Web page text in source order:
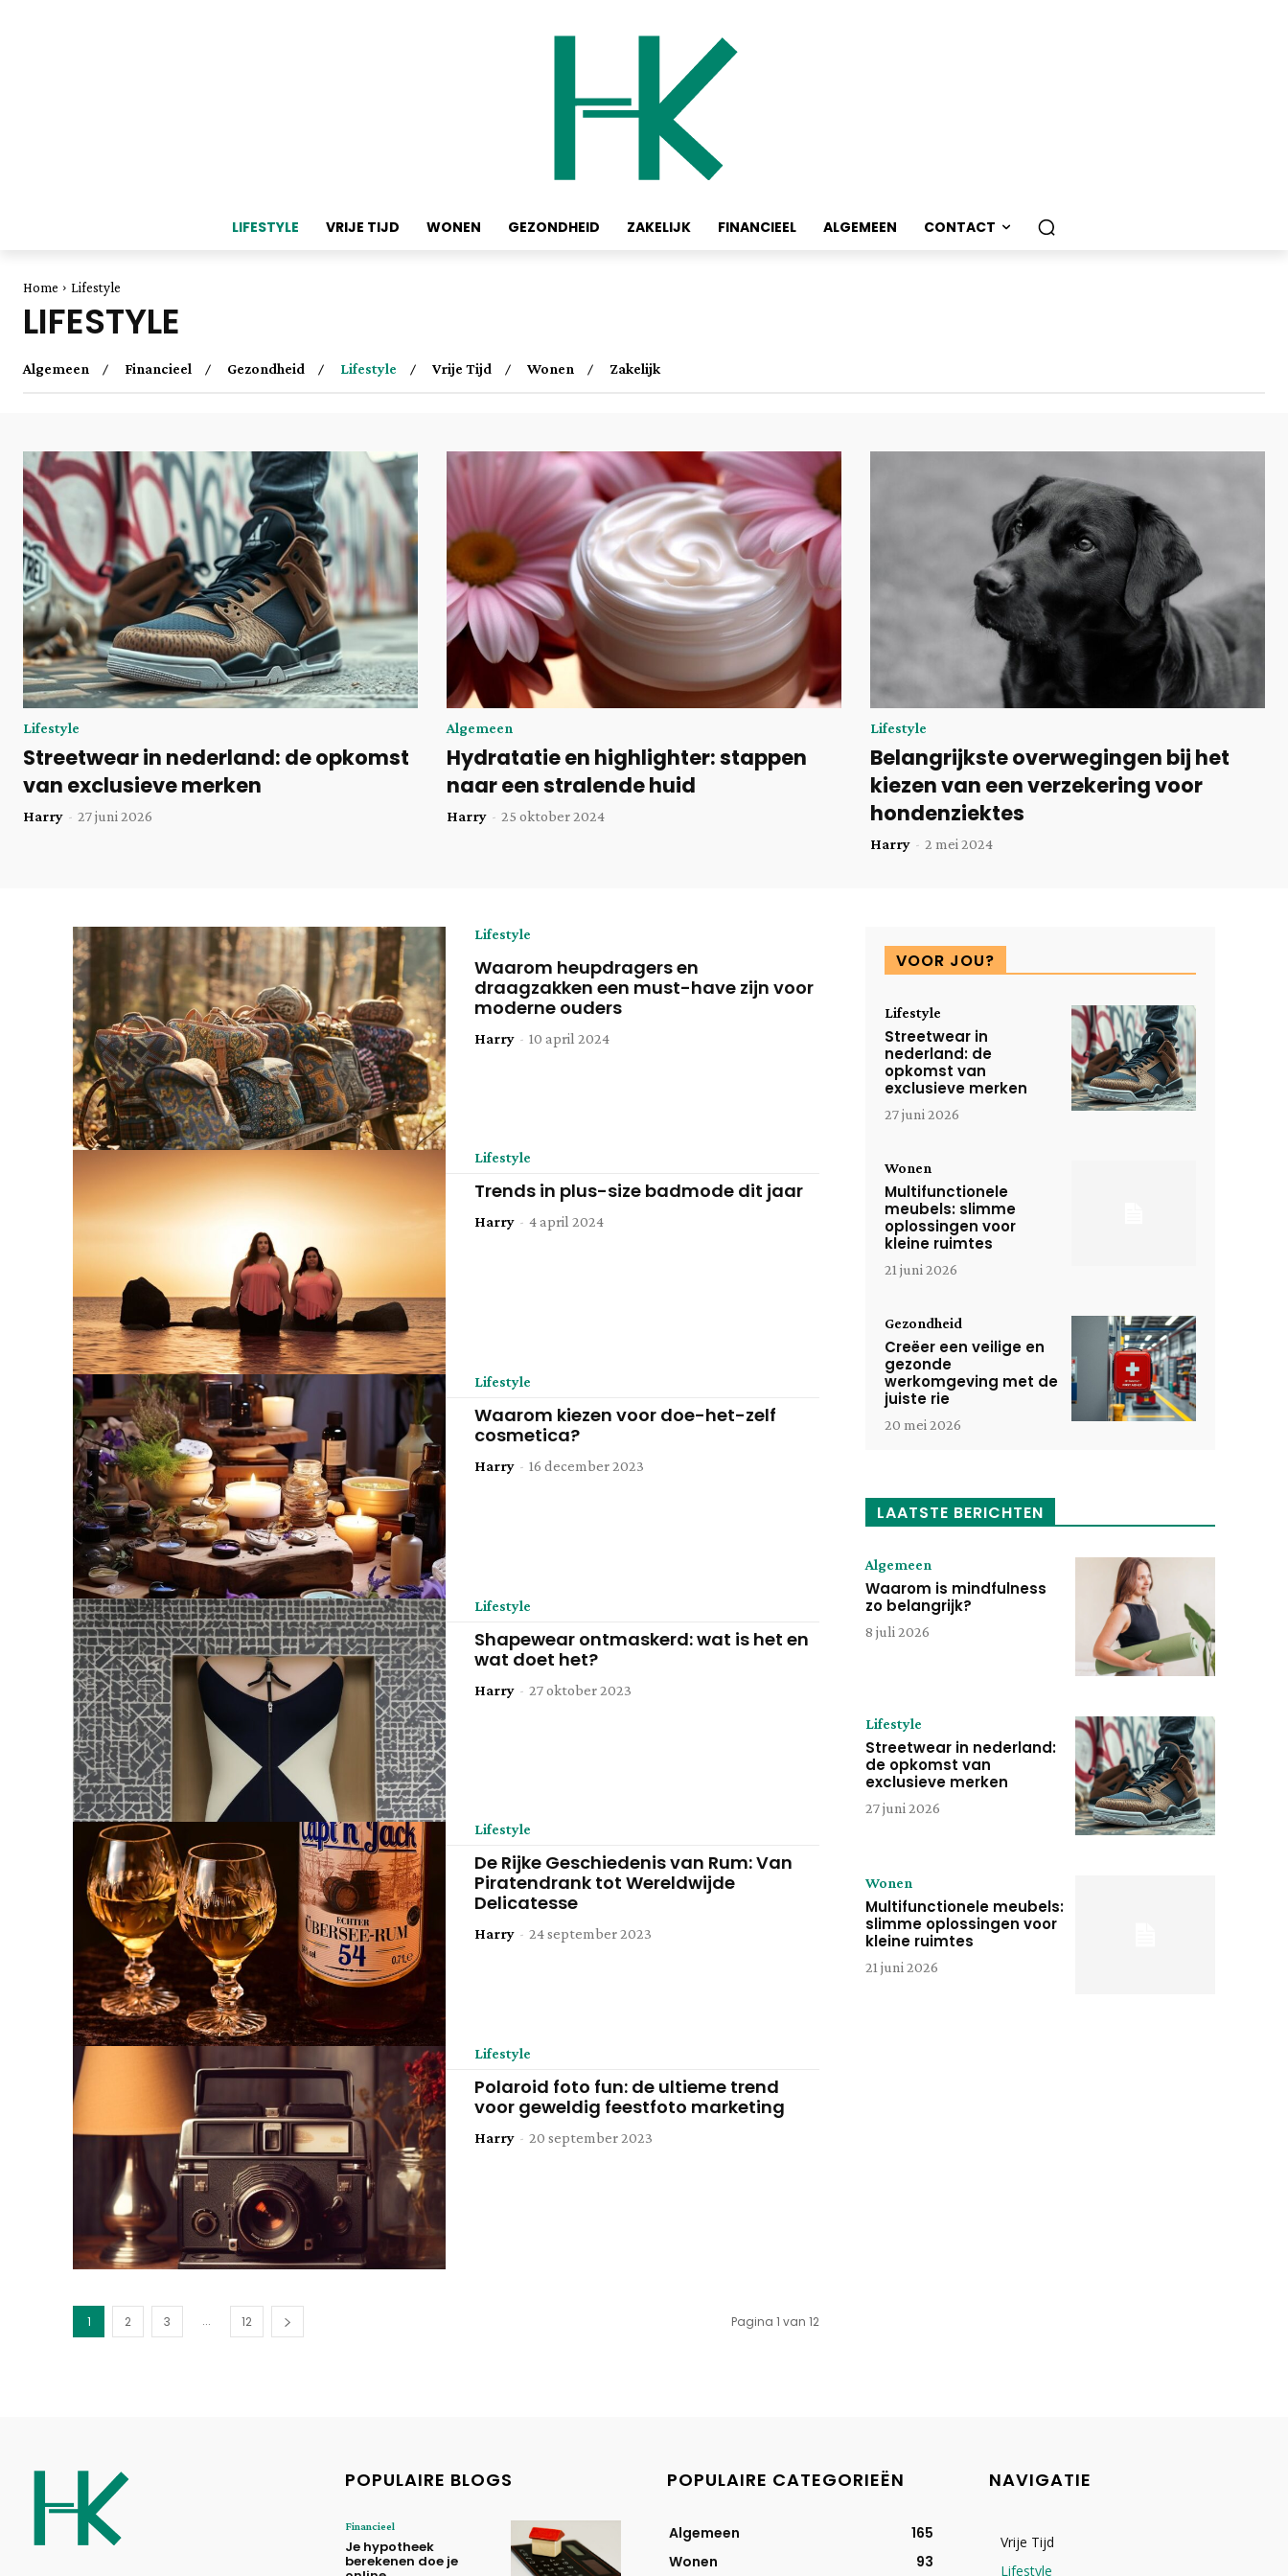
LIFESTYLE VRIJE TIJD WONEN GEZONDHEID ZAKELIJK FINANCIEEL ALGEMEEN CONTACT
Home Lifestyle
LIFESTYLE
Algemeen Financieel Gezondheid Lifestyle Vrije Tijd Wonen Zakelijk
Lifestyle
Streetwear in nederland: de opkomst
van exclusieve merken
Harry - 27 juni 2026
Algemeen
Hydratatie en highlighter: stappen
naar een stralende huid
Harry - 25 oktober 2024
Lifestyle
Belangrijkste overwegingen bij het
kiezen van een verzekering voor
hondenziektes
Harry - 2 mei 2024
Lifestyle
Waarom heupdragers en
draagzakken een must-have zijn voor
moderne ouders
Harry - 10 april 2024
Lifestyle
Trends in plus-size badmode dit jaar
Harry - 4 april 2024
Lifestyle
Waarom kiezen voor doe-het-zelf
cosmetica?
Harry - 16 december 2023
Lifestyle
Shapewear ontmaskerd: wat is het en
wat doet het?
Harry - 27 oktober 2023
Lifestyle
De Rijke Geschiedenis van Rum: Van
Piratendrank tot Wereldwijde
Delicatesse
Harry - 24 september 2023
Lifestyle
Polaroid foto fun: de ultieme trend
voor geweldig feestfoto marketing
Harry - 20 september 2023
1 2 3 ... 12 Pagina 1 van 12
VOOR JOU?
Lifestyle
Streetwear in
nederland: de
opkomst van
exclusieve merken
27 juni 2026
Wonen
Multifunctionele
meubels: slimme
oplossingen voor
kleine ruimtes
21 juni 2026
Gezondheid
Creëer een veilige en
gezonde
werkomgeving met de
juiste rie
20 mei 2026
LAATSTE BERICHTEN
Algemeen
Waarom is mindfulness
zo belangrijk?
8 juli 2026
Lifestyle
Streetwear in nederland:
de opkomst van
exclusieve merken
27 juni 2026
Wonen
Multifunctionele meubels:
slimme oplossingen voor
kleine ruimtes
21 juni 2026
POPULAIRE BLOGS
Financieel
Je hypotheek
berekenen doe je
POPULAIRE CATEGORIEËN
Algemeen
165
Wonen
93
NAVIGATIE
Vrije Tijd
Lifestyle